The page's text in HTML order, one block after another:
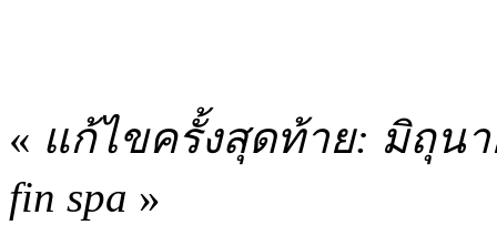
« แก้ไขครั้งสุดท้าย: มิถุนา
fin spa »